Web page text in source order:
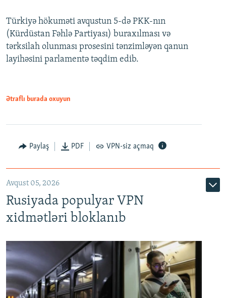
Auto 240p 360p 480p
720p 1080p
360p
480p
Türkiyə hökuməti avqustun 5-də PKK-nın
(Kürdüstan Fəhlə Partiyası) buraxılması və
tərksilah olunması prosesini tənzimləyən qanun
layihəsini parlamentə təqdim edib.
Ətraflı burada oxuyun
Paylaş PDF VPN-siz açmaq
Avqust 05, 2026
Rusiyada populyar VPN
xidmətləri bloklanıb